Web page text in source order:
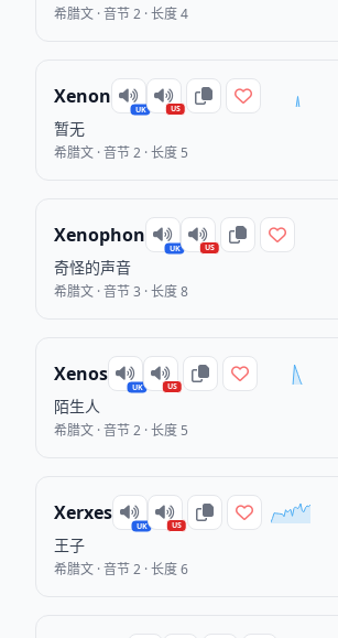
希腊文 · 音节 2 · 长度 4
Xenon
UK US
暂无
希腊文 · 音节 2 · 长度 5
Xenophon
UK US
奇怪的声音
希腊文 · 音节 3 · 长度 8
Xenos
UK US
陌生人
希腊文 · 音节 2 · 长度 5
Xerxes
UK US
王子
希腊文 · 音节 2 · 长度 6